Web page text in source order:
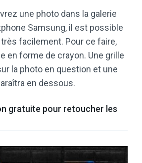
une photo dans la galerie
Samsung, il est possible
facilement. Pour ce faire,
en forme de crayon. Une grille
la photo en question et une
en dessous.
gratuite pour retoucher les